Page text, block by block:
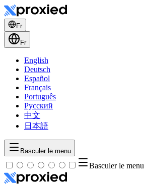
Fr
Fr
English
Deutsch
Español
Français
Português
Русский
中文
日本語
Basculer le menu
Basculer le menu